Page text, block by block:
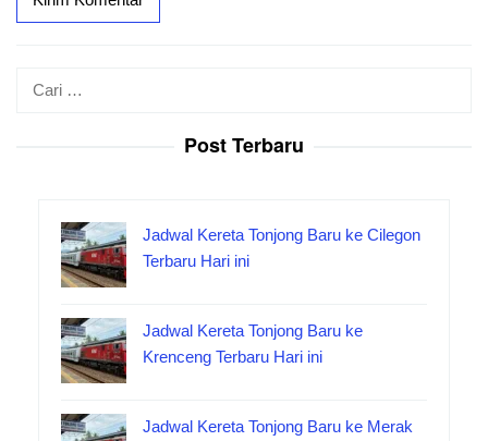
Post Terbaru
Jadwal Kereta Tonjong Baru ke Cilegon
Terbaru Hari ini
Jadwal Kereta Tonjong Baru ke
Krenceng Terbaru Hari ini
Jadwal Kereta Tonjong Baru ke Merak